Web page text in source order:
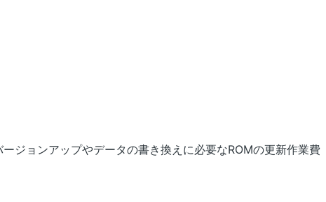
ジョンアップやデータの書き換えに必要なROMの更新作業費